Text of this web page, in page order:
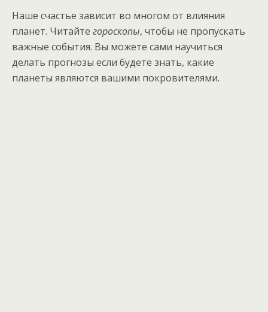
Наше счастье зависит во многом от влияния
планет. Читайте гороскопы, чтобы не пропускать
важные события. Вы можете сами научиться
делать прогнозы если будете знать, какие
планеты являются вашими покровителями.